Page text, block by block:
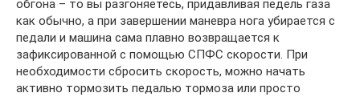
обгона – то вы разгоняетесь, придавливая педель газа
как обычно, а при завершении маневра нога убирается с
педали и машина сама плавно возвращается к
зафиксированной с помощью СПФС скорости. При
необходимости сбросить скорость, можно начать
активно тормозить педалью тормоза или просто